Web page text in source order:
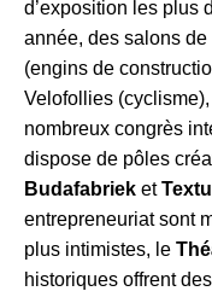
d’exposition les plus
année, des salons
(engins de
Velofollies
nombreux congrès
dispose de pôles
Budafabriek et
entrepreneuriat sont
plus intimistes, le
historiques offrent